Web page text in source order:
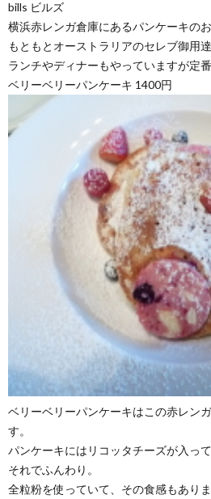
bills ビルズ
横浜赤レンガ倉庫にあるパンケーキのお
もともとオーストラリアのセレブ御用
ランチやディナーもやっていますが定
ベリーベリーパンケーキ 1400円
ベリーベリーパンケーキはこの赤レン
す。
パンケーキにはリコッタチーズが入っ
それでふんわり。
全粒粉を使っていて、その食感もありま